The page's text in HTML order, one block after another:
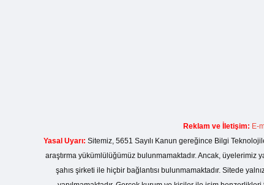
Reklam ve İletişim: E-
Yasal Uyarı: Sitemiz, 5651 Sayılı Kanun gereğince Bilgi
araştırma yükümlülüğümüz bulunmamaktadır. Ancak, üyelerimiz
şahıs şirketi ile hiçbir bağlantısı bulunmamaktadır. Sitede